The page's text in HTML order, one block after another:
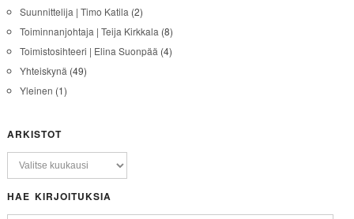
Suunnittelija | Timo Katila (2)
Toiminnanjohtaja | Teija Kirkkala (8)
Toimistosihteeri | Elina Suonpää (4)
Yhteiskynä (49)
Yleinen (1)
ARKISTOT
HAE KIRJOITUKSIA